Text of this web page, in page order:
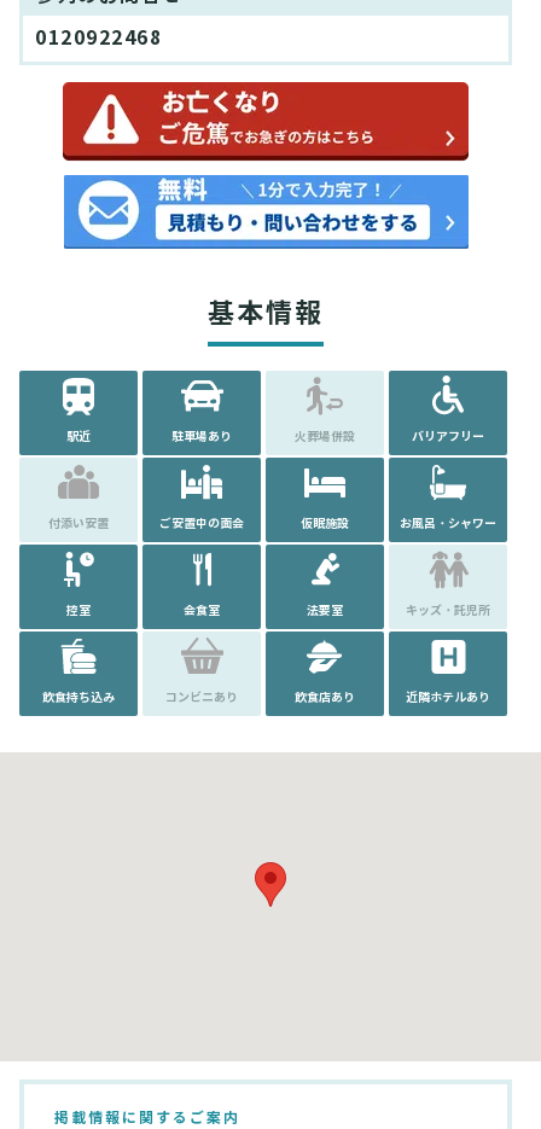
0120922468
基本情報
駅近 駐車場あり 火葬場併設 バリアフリー
付添い安置 ご安置中の面会 仮眠施設 お風呂・シャワー
控室 会食室 法要室 キッズ・託児所
飲食持ち込み コンビニあり 飲食店あり 近隣ホテルあり
掲載情報に関するご案内